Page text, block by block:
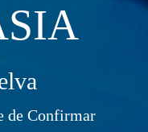
de Confirmar